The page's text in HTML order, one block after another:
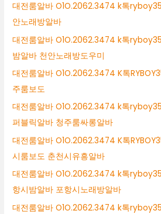
대전룸알바 O1O.2062.3474 k톡
안노래방알바
대전룸알바 O1O.2062.3474 k톡
밤알바 천안노래방도우미
대전룸알바 O1O.2062.3474 K톡
주룸보도
대전룸알바 O1O.2062.3474 k톡
퍼블릭알바 청주룸싸롱알바
대전룸알바 O1O.2062.3474 K톡
시룸보도 춘천시유흥알바
대전룸알바 O1O.2062.3474 k톡
항시밤알바 포항시노래방알바
대전룸알바 O1O.2062.3474 k톡